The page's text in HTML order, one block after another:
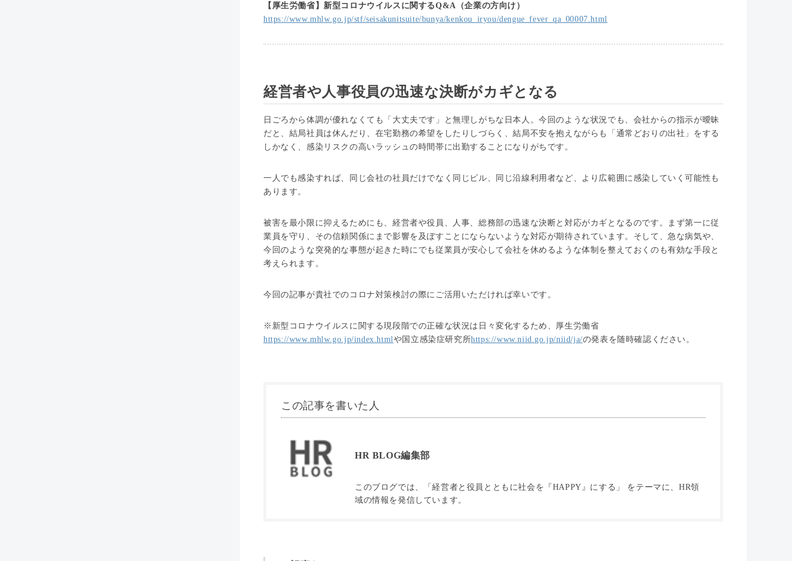
【厚生労働省】新型コロナウイルスに関するQ&A（企業の方向け）
https://www.mhlw.go.jp/stf/seisakunitsuite/bunya/kenkou_iryou/dengue_fever_qa_00007.html
経営者や人事役員の迅速な決断がカギとなる
日ごろから体調が優れなくても「大丈夫です」と無理しがちな日本人。今回のような状況でも、会社からの指示が曖昧
だと、結局社員は休んだり、在宅勤務の希望をしたりしづらく、結局不安を抱えながらも「通常どおりの出社」をする
しかなく、感染リスクの高いラッシュの時間帯に出勤することになりがちです。
一人でも感染すれば、同じ会社の社員だけでなく同じビル、同じ沿線利用者など、より広範囲に感染していく可能性も
あります。
被害を最小限に抑えるためにも、経営者や役員、人事、総務部の迅速な決断と対応がカギとなるのです。まず第一に従
業員を守り、その信頼関係にまで影響を及ぼすことにならないような対応が期待されています。そして、急な病気や、
今回のような突発的な事態が起きた時にでも従業員が安心して会社を休めるような体制を整えておくのも有効な手段と
考えられます。
今回の記事が貴社でのコロナ対策検討の際にご活用いただければ幸いです。
※新型コロナウイルスに関する現段階での正確な状況は日々変化するため、厚生労働省
https://www.mhlw.go.jp/index.html や国立感染症研究所https://www.niid.go.jp/niid/ja/の発表を随時確認ください。
この記事を書いた人
HR BLOG編集部
このブログでは、「経営者と役員とともに社会を『HAPPY』にする」 をテーマに、HR領
域の情報を発信しています。